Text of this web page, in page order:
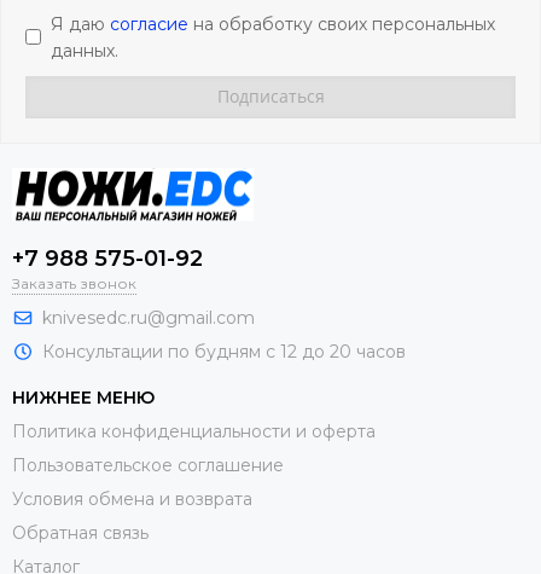
Я даю согласие на обработку своих персональных
данных.
+7 988 575-01-92
Заказать звонок
knivesedc.ru@gmail.com
Консультации по будням с 12 до 20 часов
НИЖНЕЕ МЕНЮ
Политика конфиденциальности и оферта
Пользовательское соглашение
Условия обмена и возврата
Обратная связь
Каталог